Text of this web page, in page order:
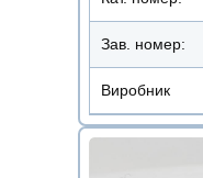
Зав. номер:
Виробник